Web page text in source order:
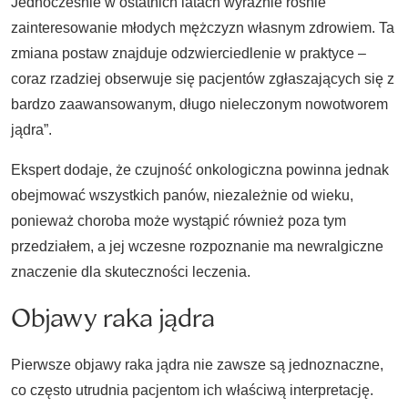
zainteresowanie młodych mężczyzn własnym zdrowiem. Ta
zmiana postaw znajduje odzwierciedlenie w praktyce –
coraz rzadziej obserwuje się pacjentów zgłaszających się z
bardzo zaawansowanym, długo nieleczonym nowotworem
jądra”.
Ekspert dodaje, że czujność onkologiczna powinna jednak
obejmować wszystkich panów, niezależnie od wieku,
ponieważ choroba może wystąpić również poza tym
przedziałem, a jej wczesne rozpoznanie ma newralgiczne
znaczenie dla skuteczności leczenia.
Objawy raka jądra
Pierwsze objawy raka jądra nie zawsze są jednoznaczne,
co często utrudnia pacjentom ich właściwą interpretację.